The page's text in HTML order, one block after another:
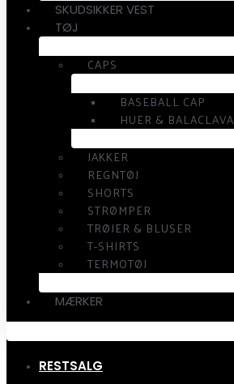
SKUDSIKKER VEST
TØJ
CAPS
BASEBALL CAP
HUER & BALACLAVA
JAKKER
REGNTØJ
SHORTS
STRØMPER
TRØJER & BLUSER
T-SHIRTS
TERMOTØJ
MÆRKER
RESTSALG